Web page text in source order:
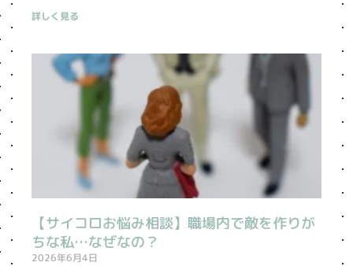
詳しく見る
【サイコロお悩み相談】職場内で敵を作りが
ちな私…なぜなの？
2026年6月4日